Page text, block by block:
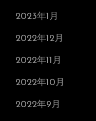
2023年1月
2022年12月
2022年11月
2022年10月
2022年9月